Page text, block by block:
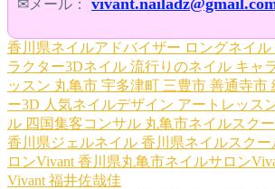
✉メール：
香川県ネイルアドバイザー ロングネイル
ラクター3Dネイル 流行りのネイル キャ
ッスン 丸亀市 宇多津町 三豊市 善通寺市
ー3D 人気ネイルデザイン アートレッス
ル 四国集客コンサル 丸亀市ネイルスク
香川県ジェルネイル 香川県ネイルスクー
ロンVivant 香川県丸亀市ネイルサロン
Vivant 福井佐哉佳